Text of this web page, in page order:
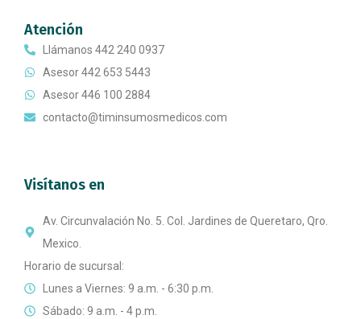
Atención
Llámanos 442 240 0937
Asesor 442 653 5443
Asesor 446 100 2884
contacto@timinsumosmedicos.com
Visítanos en
Av. Circunvalación No. 5. Col. Jardines de Queretaro, Qro.
Mexico.
Horario de sucursal:
Lunes a Viernes: 9 a.m. - 6:30 p.m.
Sábado: 9 a.m. - 4 p.m.